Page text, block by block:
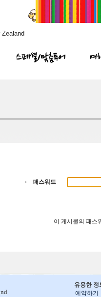
스페셜/맞춤투어 여
패스워드
이 게시물의 패스
유용한 정
예약하기